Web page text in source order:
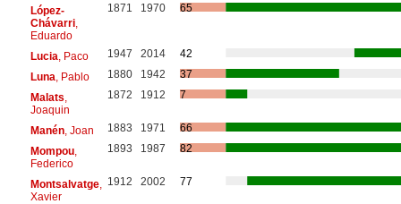
López-
Chávarri,
Eduardo
1871 1970 65
Lucia , Paco 1947 2014
42
Luna , Pablo 1880 1942
37
Malats
Joaquin
1872 1912 7
Manén, Joan 1883 1971
66
Mompou,
Federico
1893 1987 82
Montsalvatge,
Xavier
1912 2002 77